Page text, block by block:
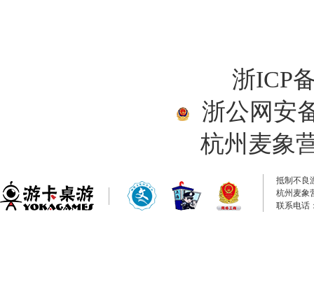
浙ICP
浙公网安
杭州麦象
抵制不良
杭州麦象
联系电话